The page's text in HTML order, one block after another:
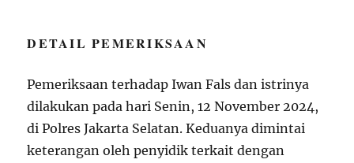
DETAIL PEMERIKSAAN
Pemeriksaan terhadap Iwan Fals dan istrinya
dilakukan pada hari Senin, 12 November 2024,
di Polres Jakarta Selatan. Keduanya dimintai
keterangan oleh penyidik terkait dengan